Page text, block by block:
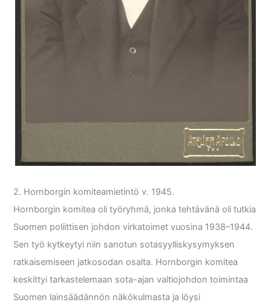
2. Hornborgin komiteamietintö v. 1945.
Hornborgin komitea oli työryhmä, jonka tehtävänä oli tutkia
Suomen poliittisen johdon virkatoimet vuosina 1938–1944.
Sen työ kytkeytyi niin sanotun sotasyylliskysymyksen
ratkaisemiseen jatkosodan osalta. Hornborgin komitea
keskittyi tarkastelemaan sota-ajan valtiojohdon toimintaa
Suomen lainsäädännön näkökulmasta ja löysi